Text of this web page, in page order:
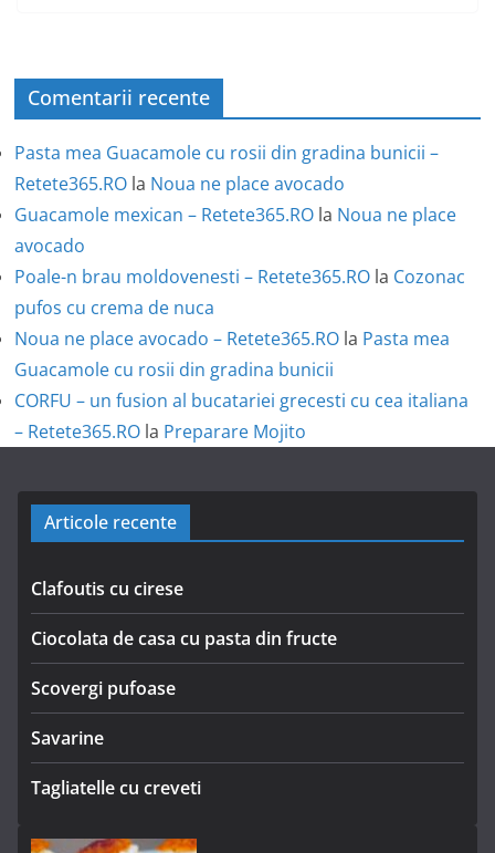
Comentarii recente
Pasta mea Guacamole cu rosii din gradina bunicii –
Retete365.RO la Noua ne place avocado
Guacamole mexican – Retete365.RO la Noua ne place
avocado
Poale-n brau moldovenesti – Retete365.RO la Cozonac
pufos cu crema de nuca
Noua ne place avocado – Retete365.RO la Pasta mea
Guacamole cu rosii din gradina bunicii
CORFU – un fusion al bucatariei grecesti cu cea italiana
– Retete365.RO la Preparare Mojito
Articole recente
Clafoutis cu cirese
Ciocolata de casa cu pasta din fructe
Scovergi pufoase
Savarine
Tagliatelle cu creveti